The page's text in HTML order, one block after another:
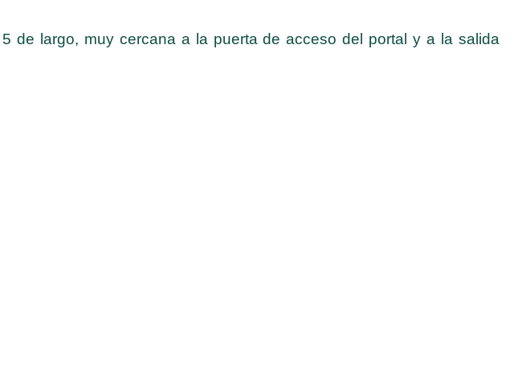
de largo, muy cercana a la puerta de acceso del portal y a la salida